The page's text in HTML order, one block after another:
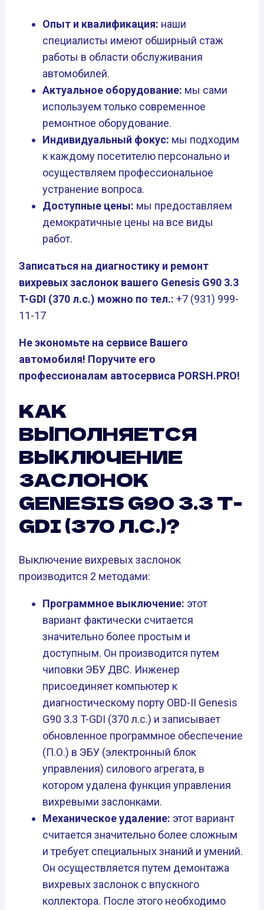
Опыт и квалификация: наши
специалисты имеют обширный стаж
работы в области обслуживания
автомобилей.
Актуальное оборудование: мы сами
используем только современное
ремонтное оборудование.
Индивидуальный фокус: мы подходим
к каждому посетителю персонально и
осуществляем профессиональное
устранение вопроса.
Доступные цены: мы предоставляем
демократичные цены на все виды
работ.
Записаться на диагностику и ремонт
вихревых заслонок вашего Genesis G90 3.3
T-GDI (370 л.с.) можно по тел.: +7 (931) 999-
11-17
Не экономьте на сервисе Вашего
автомобиля! Поручите его
профессионалам автосервиса PORSH.PRO!
КАК
ВЫПОЛНЯЕТСЯ
ВЫКЛЮЧЕНИЕ
ЗАСЛОНОК
GENESIS G90 3.3 T-
GDI (370 Л.С.)?
Выключение вихревых заслонок
производится 2 методами:
Программное выключение: этот
вариант фактически считается
значительно более простым и
доступным. Он производится путем
чиповки ЭБУ ДВС. Инженер
присоединяет компьютер к
диагностическому порту OBD-II Genesis
G90 3.3 T-GDI (370 л.с.) и записывает
обновленное программное обеспечение
(П.О.) в ЭБУ (электронный блок
управления) силового агрегата, в
котором удалена функция управления
вихревыми заслонками.
Механическое удаление: этот вариант
считается значительно более сложным
и требует специальных знаний и умений.
Он осуществляется путем демонтажа
вихревых заслонок с впускного
коллектора. После этого необходимо